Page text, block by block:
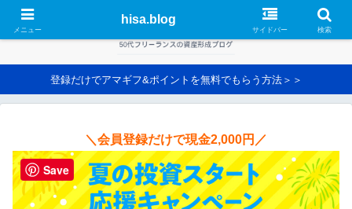
登録だけでアマギフ&ポイントを無料でもらう方法＞＞
＼会員登録だけで現金2,000円／
メニュー
hisa.blog
サイドバー 検索
Save